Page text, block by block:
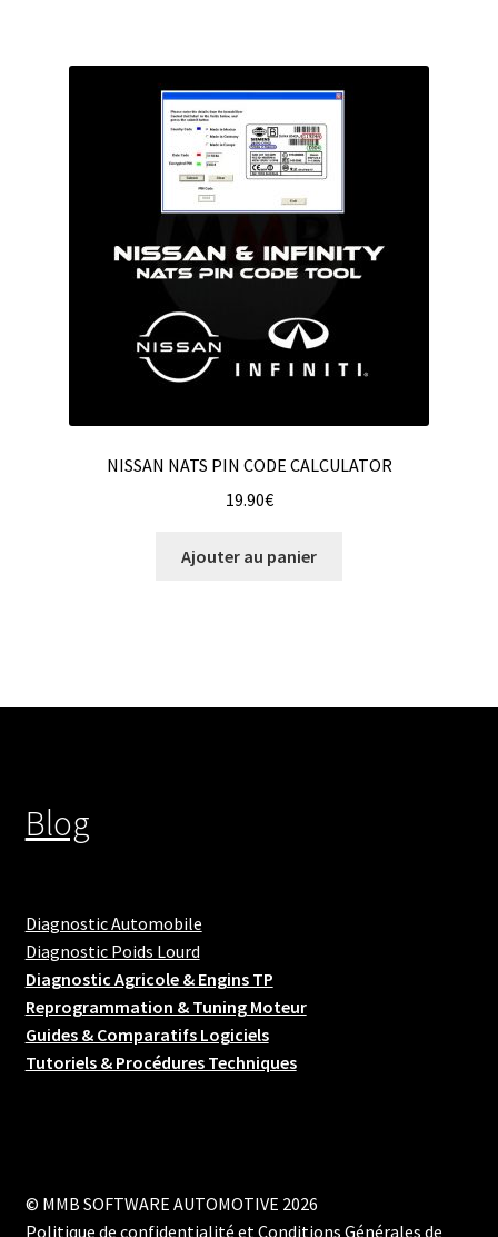
NISSAN NATS PIN CODE CALCULATOR
19.90€
Ajouter au panier
Blog
Diagnostic Automobile
Diagnostic Poids Lourd
Diagnostic Agricole & Engins TP
Reprogrammation & Tuning Moteur
Guides & Comparatifs Logiciels
Tutoriels & Procédures Techniques
© MMB SOFTWARE AUTOMOTIVE 2026
Politique de confidentialité et Conditions Générales de